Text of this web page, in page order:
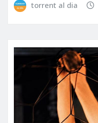
torrent al dia